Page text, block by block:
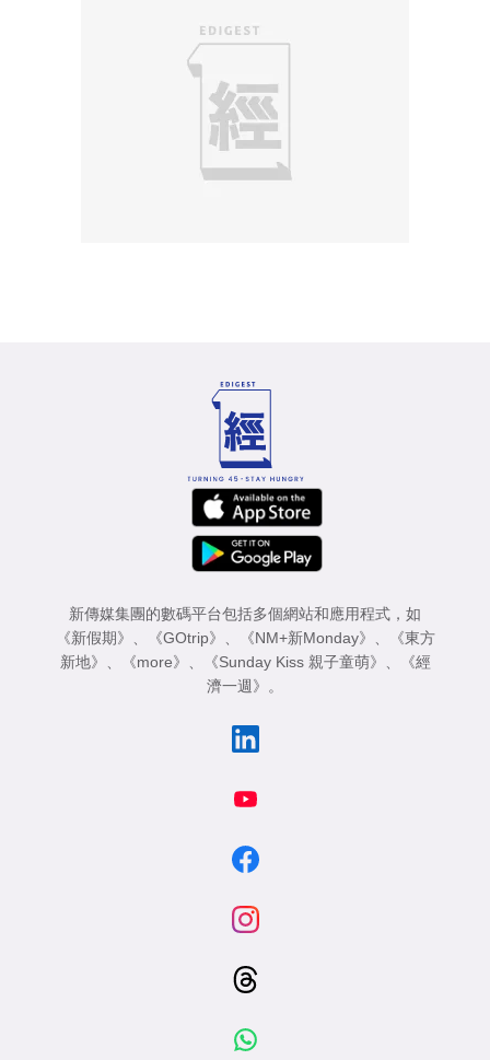
新傳媒集團的數碼平台包括多個網站和應用程式，如
《新假期》
《GOtrip》 《NM+新Monday》
《東方
新地》
《more》 《Sunday Kiss 親子童萌》
《經
濟一週》
。